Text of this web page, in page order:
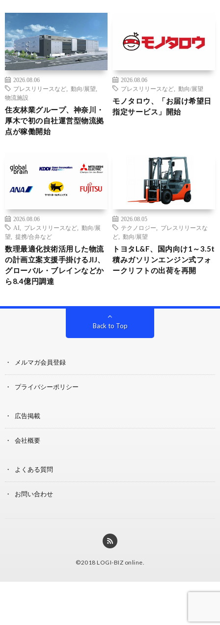
2026.08.06
プレスリリースなど
動向/展望
物流施設
住友林業グループ、神奈川・
厚木で初の自社運営型物流拠
点が稼働開始
2026.08.06
プレスリリースなど
動向/展望
モノタロウ、「お届け希望日
指定サービス」開始
2026.08.06
AI
プレスリリースなど
動向/展
望
提携/合弁など
数理最適化技術活用した物流
の計画立案支援手掛けるJIJ、
グローバル・ブレインなどか
ら8.4億円調達
2026.08.05
テクノロジー
プレスリリースな
ど
動向/展望
トヨタL&F、国内向け1～3.5t
積みガソリンエンジン式フォ
ークリフトの出荷を再開
Back to Top
メルマガ会員登録
プライバシーポリシー
広告掲載
会社概要
よくある質問
お問い合わせ
©2018 LOGI-BIZ online